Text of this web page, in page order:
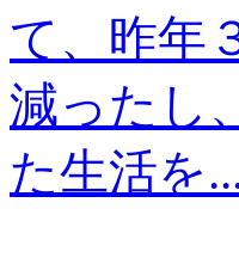
て、昨年
減ったし
た生活を